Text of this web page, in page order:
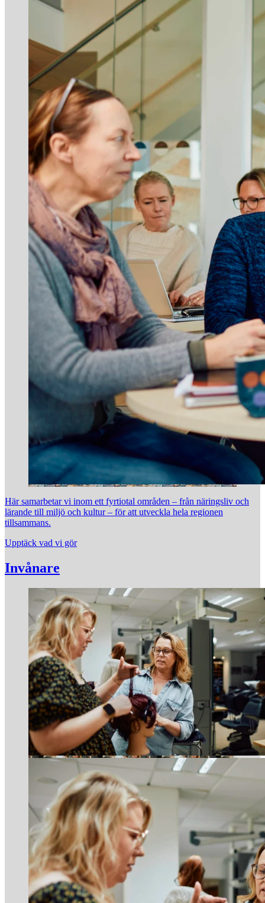
Här samarbetar vi inom ett fyrtiotal områden – från näringsliv och
lärande till miljö och kultur – för att utveckla hela regionen
tillsammans.
Upptäck vad vi gör
Invånare